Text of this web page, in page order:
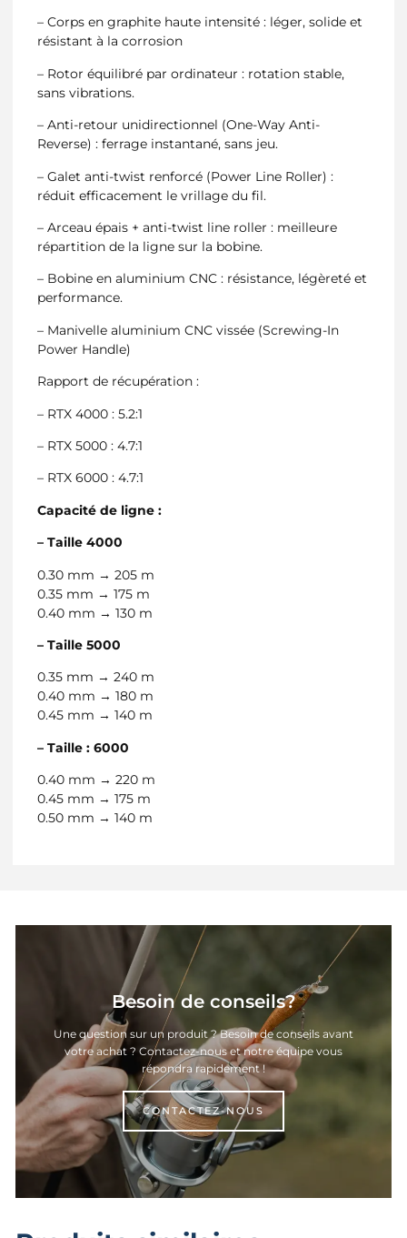
– Corps en graphite haute intensité : léger, solide et
résistant à la corrosion
– Rotor équilibré par ordinateur : rotation stable,
sans vibrations.
– Anti-retour unidirectionnel (One-Way Anti-
Reverse) : ferrage instantané, sans jeu.
– Galet anti-twist renforcé (Power Line Roller) :
réduit efficacement le vrillage du fil.
– Arceau épais + anti-twist line roller : meilleure
répartition de la ligne sur la bobine.
– Bobine en aluminium CNC : résistance, légèreté et
performance.
– Manivelle aluminium CNC vissée (Screwing-In
Power Handle)
Rapport de récupération :
– RTX 4000 : 5.2:1
– RTX 5000 : 4.7:1
– RTX 6000 : 4.7:1
Capacité de ligne :
– Taille 4000
0.30 mm → 205 m
0.35 mm → 175 m
0.40 mm → 130 m
– Taille 5000
0.35 mm → 240 m
0.40 mm → 180 m
0.45 mm → 140 m
– Taille : 6000
0.40 mm → 220 m
0.45 mm → 175 m
0.50 mm → 140 m
Besoin de conseils?
Une question sur un produit ? Besoin de conseils avant
votre achat ? Contactez-nous et notre équipe vous
répondra rapidement !
CONTACTEZ-NOUS